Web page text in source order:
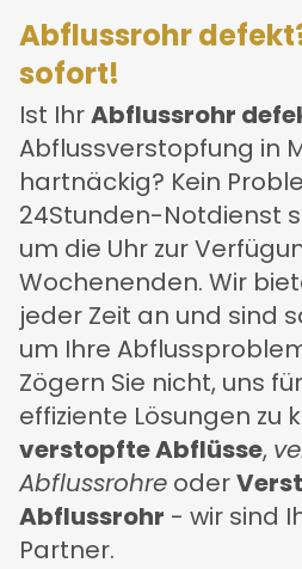
Abflussrohr
sofort!
Ist IhrAbflussrohr
Abflussverstopfung in
hartnäckig? Kein
24Stunden-Notdienst
um die Uhr zur
Wochenenden. Wir
jeder Zeit an und sind
um Ihre
Zögern Sie nicht, uns
effiziente Lösungen zu
verstopfte Abflüsse,
Abflussrohre oder
Abflussrohr - wir sind
Partner.